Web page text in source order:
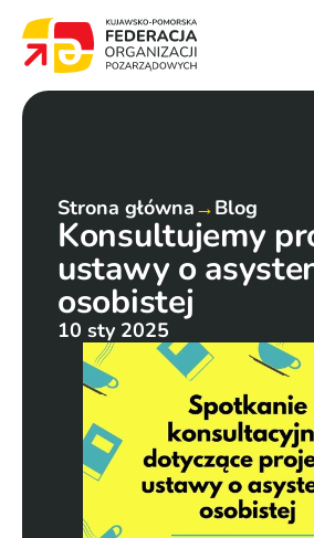
Projekty
Członkowie
English summary
Kontakt
Federacja
Statut i sprawozdania
Karta zasad
Strona główna→Blog
Konsultujemy
ustawy o
osobistej
10 sty 2025